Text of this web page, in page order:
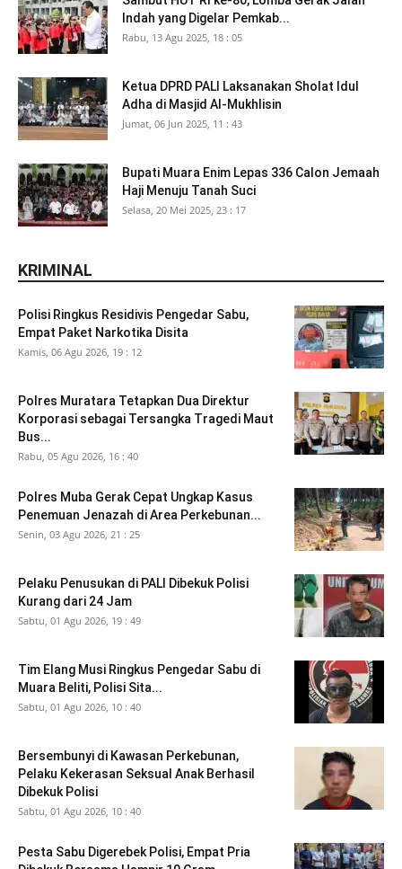
Indah yang Digelar Pemkab...
Rabu, 13 Agu 2025, 18 : 05
Ketua DPRD PALI Laksanakan Sholat Idul
Adha di Masjid Al-Mukhlisin
Jumat, 06 Jun 2025, 11 : 43
Bupati Muara Enim Lepas 336 Calon Jemaah
Haji Menuju Tanah Suci
Selasa, 20 Mei 2025, 23 : 17
KRIMINAL
Polisi Ringkus Residivis Pengedar Sabu,
Empat Paket Narkotika Disita
Kamis, 06 Agu 2026, 19 : 12
Polres Muratara Tetapkan Dua Direktur
Korporasi sebagai Tersangka Tragedi Maut
Bus...
Rabu, 05 Agu 2026, 16 : 40
Polres Muba Gerak Cepat Ungkap Kasus
Penemuan Jenazah di Area Perkebunan...
Senin, 03 Agu 2026, 21 : 25
Pelaku Penusukan di PALI Dibekuk Polisi
Kurang dari 24 Jam
Sabtu, 01 Agu 2026, 19 : 49
Tim Elang Musi Ringkus Pengedar Sabu di
Muara Beliti, Polisi Sita...
Sabtu, 01 Agu 2026, 10 : 40
Bersembunyi di Kawasan Perkebunan,
Pelaku Kekerasan Seksual Anak Berhasil
Dibekuk Polisi
Sabtu, 01 Agu 2026, 10 : 40
Pesta Sabu Digerebek Polisi, Empat Pria